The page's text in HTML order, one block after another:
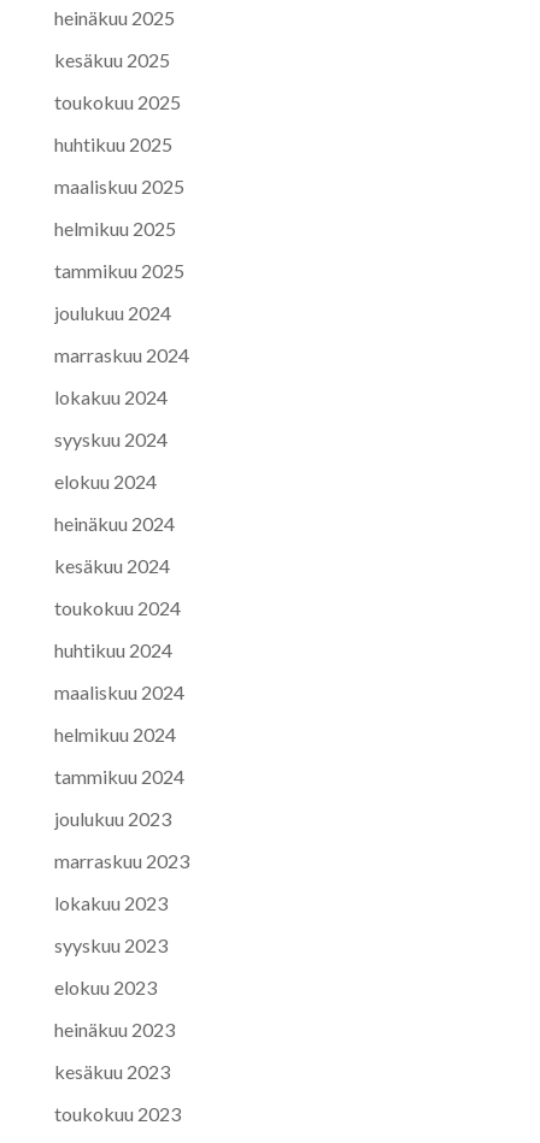
heinäkuu 2025
kesäkuu 2025
toukokuu 2025
huhtikuu 2025
maaliskuu 2025
helmikuu 2025
tammikuu 2025
joulukuu 2024
marraskuu 2024
lokakuu 2024
syyskuu 2024
elokuu 2024
heinäkuu 2024
kesäkuu 2024
toukokuu 2024
huhtikuu 2024
maaliskuu 2024
helmikuu 2024
tammikuu 2024
joulukuu 2023
marraskuu 2023
lokakuu 2023
syyskuu 2023
elokuu 2023
heinäkuu 2023
kesäkuu 2023
toukokuu 2023